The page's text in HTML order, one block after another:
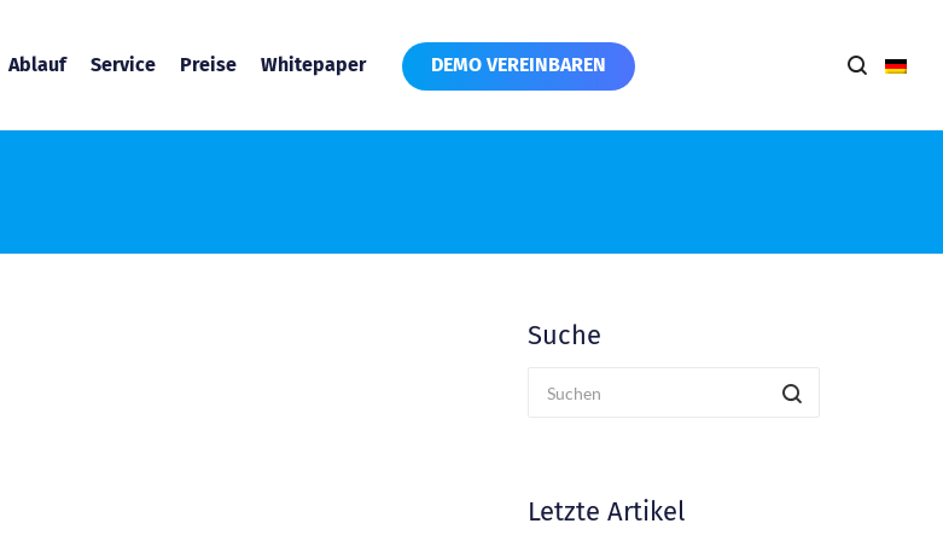
Ablauf Service Preise Whitepaper DEMO VEREINBAREN
Suche
Letzte Artikel